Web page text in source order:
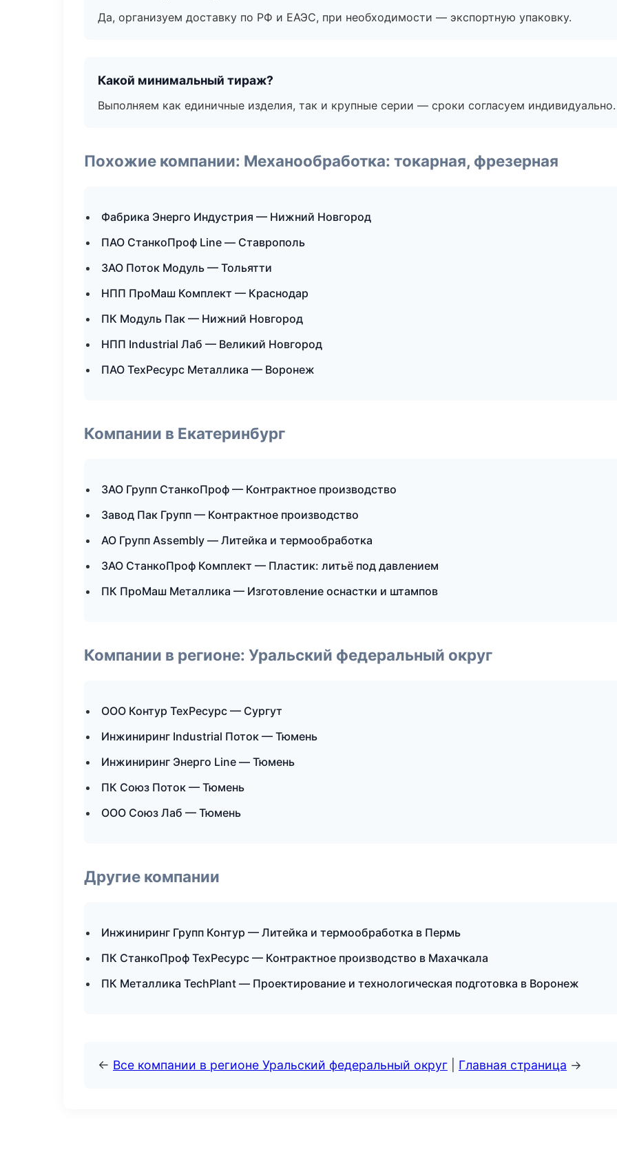
Да, организуем доставку по РФ и ЕАЭС, при необходимости — экспортную упаковку.
Какой минимальный тираж?
Выполняем как единичные изделия, так и крупные серии — сроки согласуем индивидуально.
Похожие компании: Механообработка: токарная, фрезерная
Фабрика Энерго Индустрия — Нижний Новгород
ПАО СтанкоПроф Line — Ставрополь
ЗАО Поток Модуль — Тольятти
НПП ПроМаш Комплект — Краснодар
ПК Модуль Пак — Нижний Новгород
НПП Industrial Лаб — Великий Новгород
ПАО ТехРесурс Металлика — Воронеж
Компании в Екатеринбург
ЗАО Групп СтанкоПроф — Контрактное производство
Завод Пак Групп — Контрактное производство
АО Групп Assembly — Литейка и термообработка
ЗАО СтанкоПроф Комплект — Пластик: литьё под давлением
ПК ПроМаш Металлика — Изготовление оснастки и штампов
Компании в регионе: Уральский федеральный округ
ООО Контур ТехРесурс — Сургут
Инжиниринг Industrial Поток — Тюмень
Инжиниринг Энерго Line — Тюмень
ПК Союз Поток — Тюмень
ООО Союз Лаб — Тюмень
Другие компании
Инжиниринг Групп Контур — Литейка и термообработка в Пермь
ПК СтанкоПроф ТехРесурс — Контрактное производство в Махачкала
ПК Металлика TechPlant — Проектирование и технологическая подготовка в Воронеж
← Все компании в регионе Уральский федеральный округ Главная страница →